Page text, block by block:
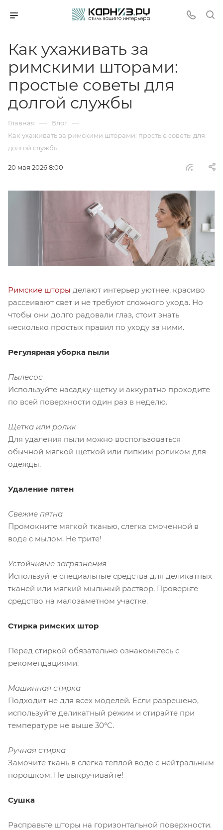
Как ухаживать за
римскими шторами:
простые советы для
долгой службы
Главная — Блог —
Как ухаживать за римскими шторами: простые советы для
долгой службы
20 мая 2026 8:00
Римские шторы делают интерьер уютнее, красиво
рассеивают свет и не требуют сложного ухода. Но
чтобы они долго радовали глаз, стоит знать
несколько простых правил по уходу за ними.
Регулярная уборка пыли
Пылесос
Используйте насадку-щетку и аккуратно проходите
по всей поверхности один раз в неделю.
Щетка или ролик
Для удаления пыли можно воспользоваться
обычной мягкой щеткой или липким роликом для
одежды.
Удаление пятен
Свежие пятна
Промокните мягкой тканью, слегка смоченной в
воде с мылом. Не трите!
Устойчивые загрязнения
Используйте специальные средства для деликатных
тканей или мягкий мыльный раствор. Проверьте
средство на малозаметном участке.
Стирка римских штор
Перед стиркой обязательно ознакомьтесь с
рекомендациями.
Машинная стирка
Подходит не для всех моделей. Если разрешено,
используйте деликатный режим и стирайте при
температуре не выше 30°С.
Ручная стирка
Замочите ткань в слегка теплой воде с нейтральным
порошком. Не выкручивайте!
Сушка
Расправьте шторы на горизонтальной поверхности.